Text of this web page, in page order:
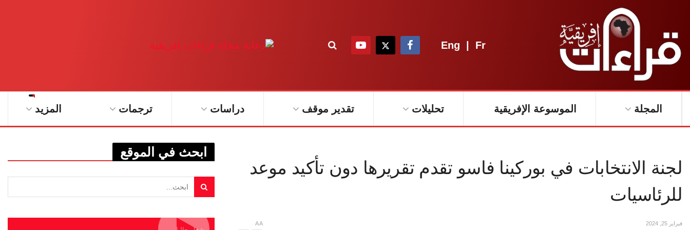
Eng | Fr
المجلة الموسوعة الإفريقية تحليلات تقدير موقف دراسات ترجمات المزيد
لجنة الانتخابات في بوركينا فاسو تقدم تقريرها دون تأكيد موعد
للرئاسيات
فبراير 25, 2024 AA
ابحث في الموقع